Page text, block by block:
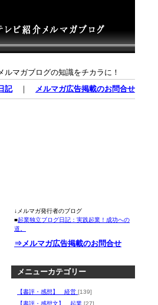
マガブログの知識をチカラに！
記｜ メルマガ広告掲載のお問合せ
↓メルマガ発行者のブログ
■起業独立ブログ日記：実践起業！成功への
道。
⇒メルマガ広告掲載のお問合せ
メニューカテゴリー
【書評・感想】 経営 [139]
【書評・感想文】 起業 [27]